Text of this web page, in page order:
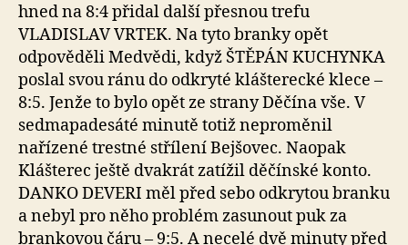
hned na 8:4 přidal další přesnou trefu
VLADISLAV VRTEK. Na tyto branky opět
odpověděli Medvědi, když ŠTĚPÁN KUCHYNKA
poslal svou ránu do odkryté klášterecké klece –
8:5. Jenže to bylo opět ze strany Děčína vše. V
sedmapadesáté minutě totiž neproměnil
nařízené trestné střílení Bejšovec. Naopak
Klášterec ještě dvakrát zatížil děčínské konto.
DANKO DEVERI měl před sebo odkrytou branku
a nebyl pro něho problém zasunout puk za
brankovou čáru – 9:5. A necelé dvě minuty před